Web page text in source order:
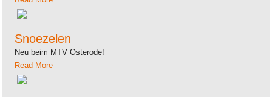
Snoezelen
Neu beim MTV Osterode!
Read More